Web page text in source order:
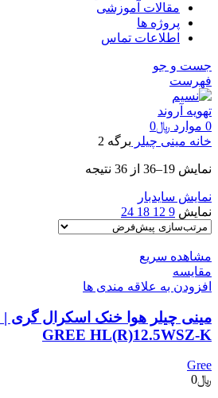
مقالات آموزشی
پروژه ها
اطلاعات تماس
جست و جو
فهرست
0 موارد ﷼0
خانه مینی چیلر برگه 2
نمایش 19–36 از 36 نتیجه
نمایش سایدبار
نمایش 9
12
18
24
مشاهده سریع
مقایسه
افزودن به علاقه مندی ها
GREE HL(R)12.5WSZ-K
Gree
﷼0